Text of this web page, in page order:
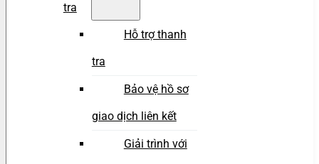
tra
Hỗ trợ thanh
tra
Bảo vệ hồ sơ
giao dịch liên kết
Giải trình với